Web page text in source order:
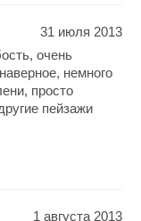
31 июля 2013
очень
немного
просто
пейзажи
1 августа 2013